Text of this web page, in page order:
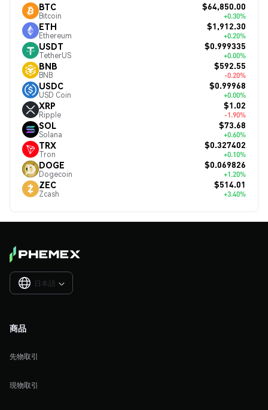
BTC
Bitcoin
$64,850.00
+0.30%
ETH
Ethereum
$1,912.30
+0.20%
USDT
TetherUS
$0.999335
+0.00%
BNB
BNB
$592.55
-0.20%
USDC
USD Coin
$0.99968
+0.00%
XRP
Ripple
$1.02
-1.90%
SOL
Solana
$73.68
+0.60%
TRX
Tron
$0.327402
+0.10%
DOGE
Dogecoin
$0.069826
+1.20%
ZEC
Zcash
$514.01
+3.40%
日本語 
商品
先物取引
現物取引